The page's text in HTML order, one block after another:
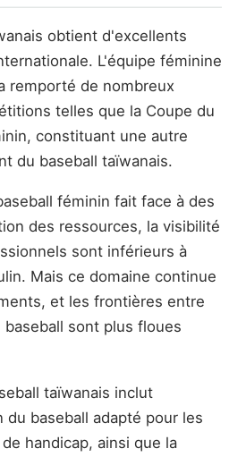
obtient d'excellents
L'équipe féminine
remporté de nombreux
telles que la Coupe du
constituant une autre
du baseball taïwanais.
féminin fait face à des
des ressources, la visibilité
sont inférieurs à
Mais ce domaine continue
et les frontières entre
sont plus floues
taïwanais inclut
baseball adapté pour les
handicap, ainsi que la